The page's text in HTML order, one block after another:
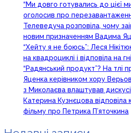
“Ми довго готувались до цієї
оголосив про
Телеведуча розповіла, чому
новим призначенням Вадима
“Хейту я не боюсь”: Леся
на квадроциклі і відповіла на
“Радянський продукт”? На тлі
Яценка керівником хору
з Миколаєва влаштував
Катерина Кузнєцова
фільму про Петрика П’яточкина